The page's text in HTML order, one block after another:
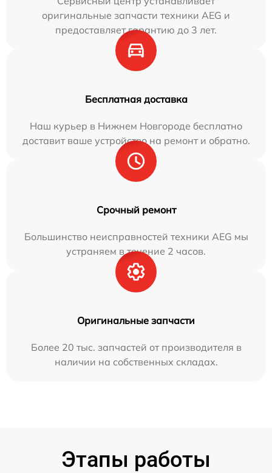
оригинальные запчасти техники AEG и
предоставляет гарантию до 3 лет.
Бесплатная доставка
Наш курьер в Нижнем Новгороде бесплатно
доставит ваше устройство на ремонт и обратно.
Срочный ремонт
Большинство неисправностей техники AEG мы
устраняем в течение 2 часов.
Оригинальные запчасти
Более 20 тыс. запчастей от производителя в
наличии на собственных складах.
Этапы работы